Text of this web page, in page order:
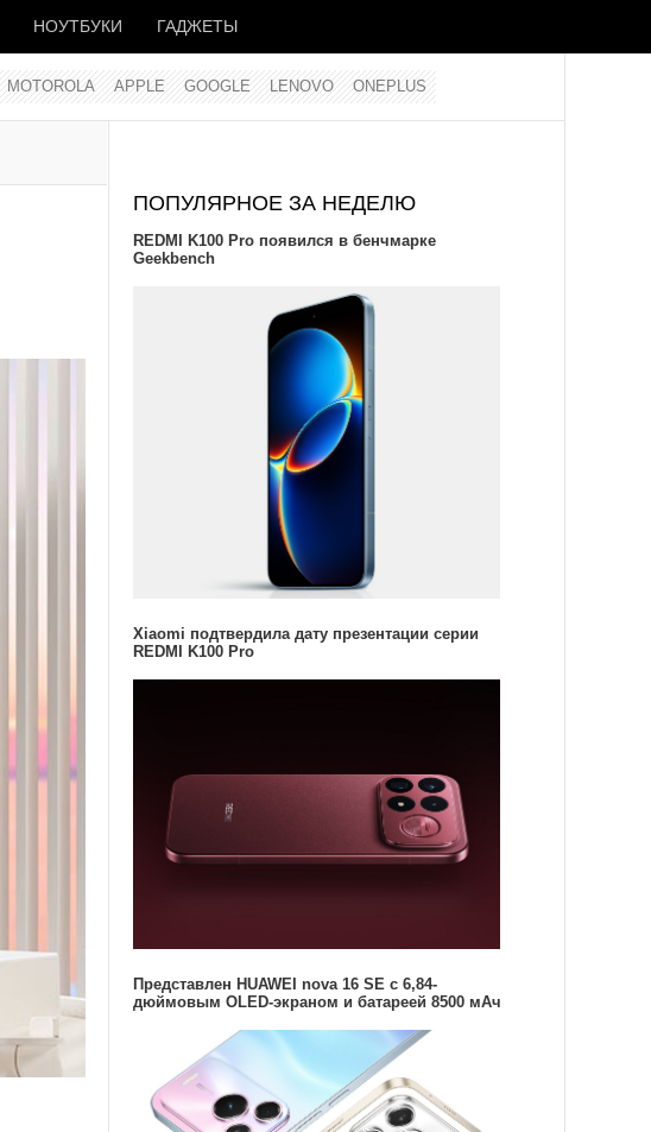
НОУТБУКИ ГАДЖЕТЫ
MOTOROLA APPLE GOOGLE LENOVO ONEPLUS
ПОПУЛЯРНОЕ ЗА НЕДЕЛЮ
REDMI K100 Pro появился в бенчмарке
Geekbench
Xiaomi подтвердила дату презентации серии
REDMI K100 Pro
Представлен HUAWEI nova 16 SE с 6,84-
дюймовым OLED-экраном и батареей 8500 мАч